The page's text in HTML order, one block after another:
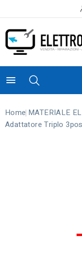

Home MATERIALE
Adattatore Triplo